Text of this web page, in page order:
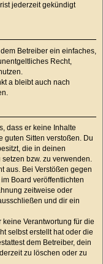
jederzeit gekündigt
Betreiber ein einfaches,
Recht,
a bleibt auch nach
dass er keine Inhalte
guten Sitten verstoßen. Du
die in deinen
bzw. zu verwenden.
aus. Bei Verstößen gegen
Board veröffentlichten
zeitweise oder
und dir ein
keine Verantwortung für die
selbst erstellt hat oder die
dem Betreiber, dein
zu löschen oder zu